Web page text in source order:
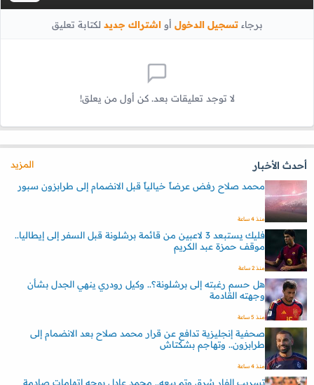
برجاءتسجيل الدخول أواشتراك جديد لكتابة تعليق
لا توجد تعليقات بعد. كن أول من يعلق!
أحدث الأخبار
المزيد
محمد صلاح رفض عرضاً خيالياً قبل الانضمام إلى طرابزون سبور
منذ 4 ساعة
فليك يستبعد 3 لاعبين من قائمة برشلونة قبل السفر إلى إيطاليا..
موقف حمزة عبد الكريم
منذ 2 ساعة
هل حسم رغبته إلى برشلونة؟.. وكيل رودري ينهي الجدل بشأن
وجهته القادمة
منذ 5 ساعة
صحفية إنجليزية تدافع عن قرار محمد صلاح بعد الانضمام إلى
طرابزون.. وتهاجم بشكتاش
منذ 4 ساعة
تسريب الفار سُرق وتم بيعه.. محمد عادل يوجه اتهامات صادمة